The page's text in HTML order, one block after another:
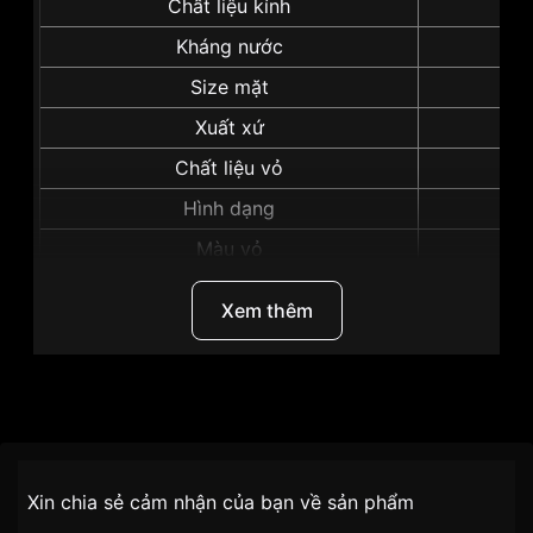
Chất liệu kính
Kháng nước
Size mặt
Xuất xứ
Chất liệu vỏ
Hình dạng
Màu vỏ
Những sản phẩm tương tự"Tissot 41mm Nam
Xem thêm
Đối tượng sử dụng Nam
tiện lợi –
Xin chia sẻ cảm nhận của bạn về sản phẩm